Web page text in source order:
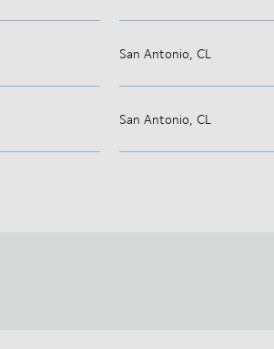
San Antonio, CL
San Antonio, CL